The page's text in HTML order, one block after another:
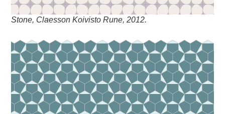
Stone, Claesson Koivisto Rune, 2012.